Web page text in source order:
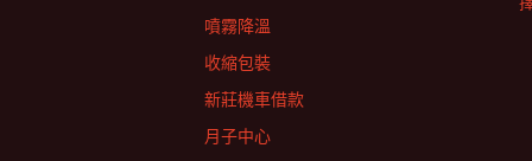
噴霧降溫
收縮包裝
新莊機車借款
月子中心